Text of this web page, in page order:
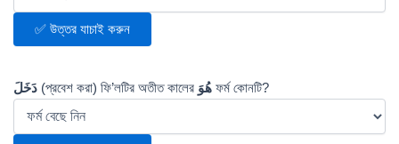
✅ উত্তর যাচাই করুন
دَخَلَ(প্রবেশ করা) ফি’লটির অতীত কালের هُوَফর্ম কোনটি?